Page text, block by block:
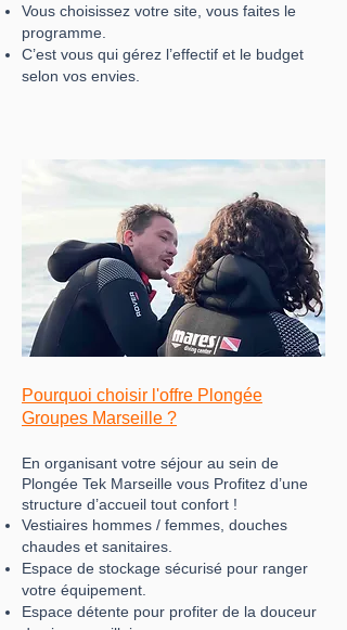
Vous choisissez votre site, vous faites le
programme.
C’est vous qui gérez l’effectif et le budget
selon vos envies.
Pourquoi choisir l'offre Plongée
Groupes Marseille ?
En organisant votre séjour au sein de
Plongée Tek Marseille vous Profitez d’une
structure d’accueil tout confort !
Vestiaires hommes / femmes, douches
chaudes et sanitaires.
Espace de stockage sécurisé pour ranger
votre équipement.
Espace détente pour profiter de la douceur